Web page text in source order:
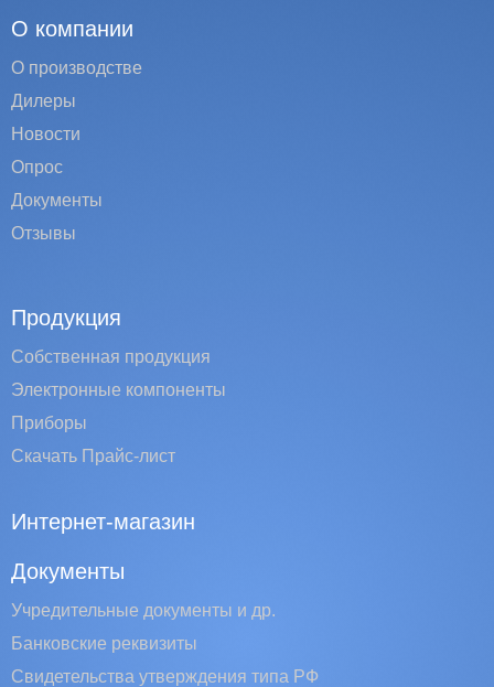
О компании
О производстве
Дилеры
Новости
Опрос
Документы
Отзывы
Продукция
Собственная продукция
Электронные компоненты
Приборы
Скачать Прайс-лист
Интернет-магазин
Документы
Учредительные документы и др.
Банковские реквизиты
Свидетельства утверждения типа РФ